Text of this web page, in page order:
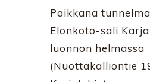
Paikkana
Elonkoto-sali
luonnon helmassa
(Nuottakalliontie